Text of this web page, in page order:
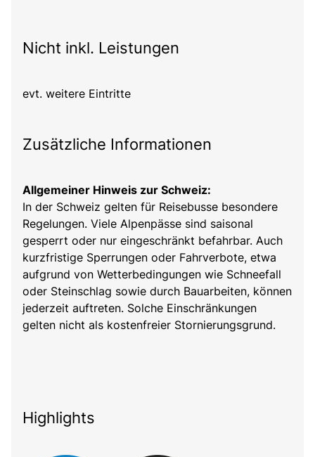
Nicht inkl. Leistungen
evt. weitere Eintritte
Zusätzliche Informationen
Allgemeiner Hinweis zur Schweiz:
In der Schweiz gelten für Reisebusse besondere
Regelungen. Viele Alpenpässe sind saisonal
gesperrt oder nur eingeschränkt befahrbar. Auch
kurzfristige Sperrungen oder Fahrverbote, etwa
aufgrund von Wetterbedingungen wie Schneefall
oder Steinschlag sowie durch Bauarbeiten, können
jederzeit auftreten. Solche Einschränkungen
gelten nicht als kostenfreier Stornierungsgrund.
Highlights